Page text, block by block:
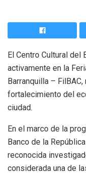
El Centro Cultural del
activamente en la
Barranquilla –
fortalecimiento del
ciudad.
En el marco de la
Banco de la
reconocida
considerada una de